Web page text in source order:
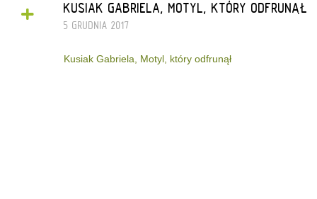
+ KUSIAK GABRIELA, MOTYL, KTÓRY ODFRUNĄŁ
5 GRUDNIA 2017
Kusiak Gabriela, Motyl, który odfrunął